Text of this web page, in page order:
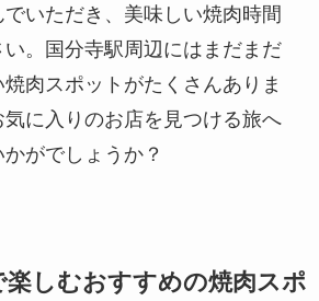
いただき、美味しい焼肉時間
。国分寺駅周辺にはまだまだ
肉スポットがたくさんありま
に入りのお店を見つける旅へ
がでしょうか？
楽しむおすすめの焼肉スポ